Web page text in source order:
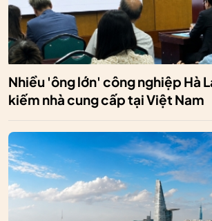
Nhiều 'ông lớn' công nghiệp Hà
kiếm nhà cung cấp tại Việt Nam